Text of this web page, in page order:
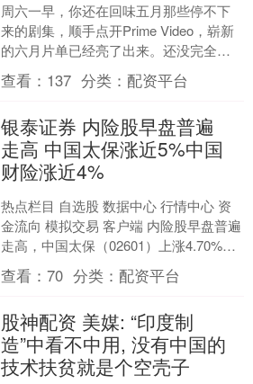
周六一早，你还在回味五月那些停不下
来的剧集，顺手点开Prime Video，崭新
的六月片单已经亮了出来。还没完全从
《黑袍纠察队》大结局那次血袋爆破的
视觉冲击里缓....
查看： 137 分类：配资平台
银泰证券 内险股早盘普遍
走高 中国太保涨近5%中国
财险涨近4%
热点栏目 自选股 数据中心 行情中心 资
金流向 模拟交易 客户端 内险股早盘普遍
走高，中国太保（02601）上涨4.70%，
报28.95港元；中国财险（0232....
查看：70 分类：配资平台
股神配资 美媒: “印度制
造”中看不中用, 没有中国的
技术扶贫就是个空壳子